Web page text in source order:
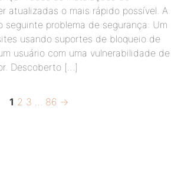
atualizadas o mais rápido possível. A
seguinte problema de segurança: Um
usando suportes de bloqueio de
usuário com uma vulnerabilidade de
Descoberto […]
Page
1 Page
2 Page
3 … Page
86 Next
→